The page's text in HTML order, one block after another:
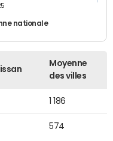
nationale
Moyenne
des villes
1 186
574